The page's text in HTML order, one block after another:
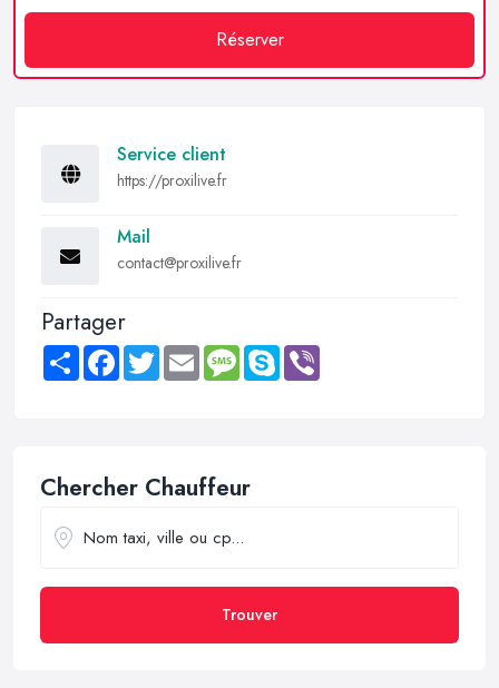
Réserver
Service client
https://proxilive.fr
Mail
contact@proxilive.fr
Partager
Share FacebookTwitter Email MessageSkype
Chercher Chauffeur
Trouver